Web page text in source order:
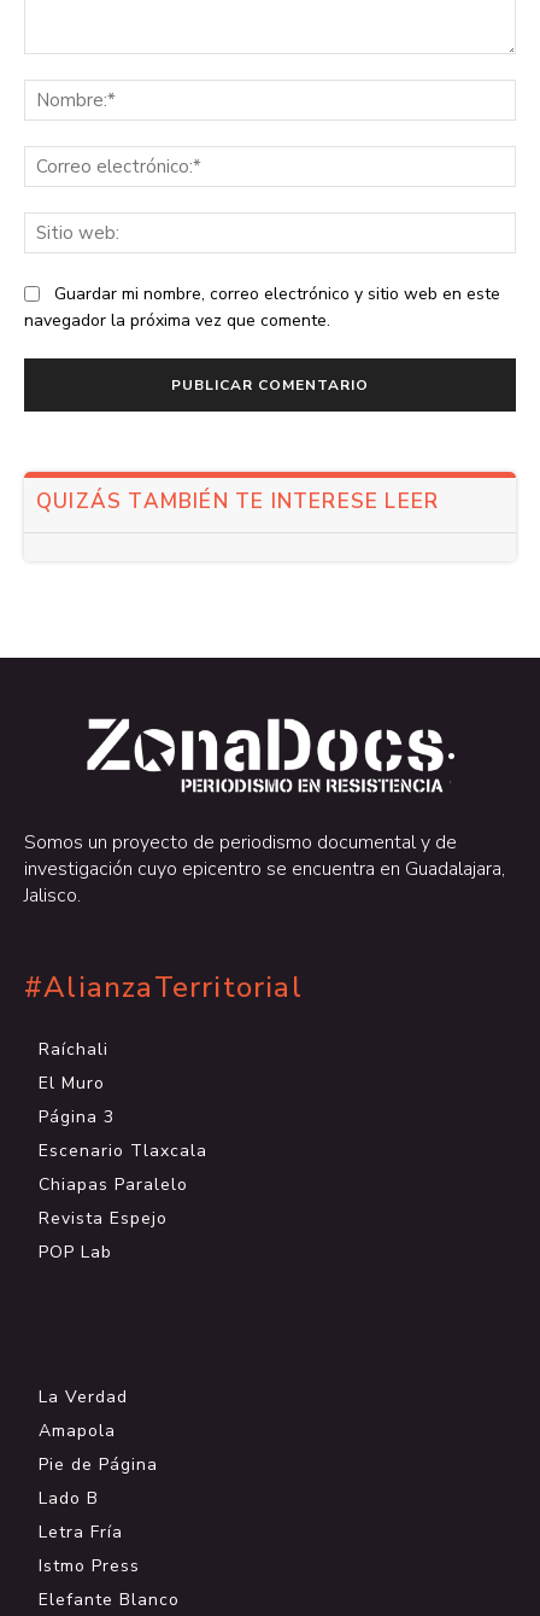
Guardar mi nombre, correo electrónico y sitio web en este
navegador la próxima vez que comente.
QUIZÁS TAMBIÉN TE INTERESE LEER
.
.
Somos un proyecto de periodismo documental y de
investigación cuyo epicentro se encuentra en Guadalajara,
Jalisco.
#AlianzaTerritorial
Raíchali
El Muro
Página 3
Escenario Tlaxcala
Chiapas Paralelo
Revista Espejo
POP Lab
La Verdad
Amapola
Pie de Página
Lado B
Letra Fría
Istmo Press
Elefante Blanco